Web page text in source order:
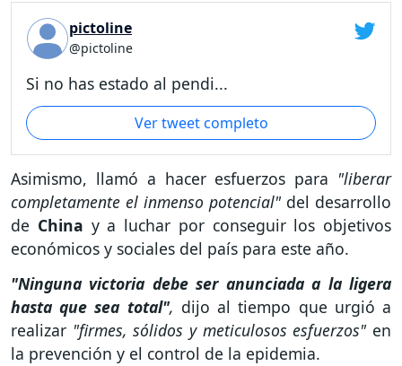
pictoline
@pictoline
Si no has estado al pendi...
Ver tweet completo
Asimismo, llamó a hacer esfuerzos para "liberar
completamente el inmenso potencial" del desarrollo
de China y a luchar por conseguir los objetivos
económicos y sociales del país para este año.
"Ninguna victoria debe ser anunciada a la ligera
hasta que sea total", dijo al tiempo que urgió a
realizar "firmes, sólidos y meticulosos esfuerzos" en
la prevención y el control de la epidemia.